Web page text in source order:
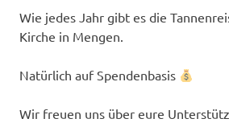
Wie jedes Jahr gibt es die
Kirche in Mengen.
Natürlich auf Spendenbasis
Wir freuen uns über eure